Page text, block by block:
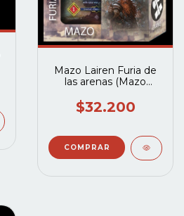
Mazo Lairen Furia de
las arenas (Mazo
$32.200